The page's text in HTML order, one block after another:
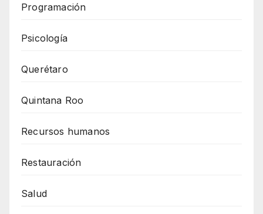
Programación
Psicología
Querétaro
Quintana Roo
Recursos humanos
Restauración
Salud